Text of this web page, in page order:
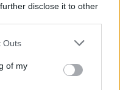
disclose it to other
Outs
of my
vártunk: szombattól
a riasztás